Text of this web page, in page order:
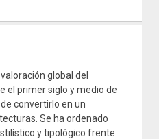
global del
el primer siglo y medio de
convertirlo en un
Se ha ordenado
y tipológico frente